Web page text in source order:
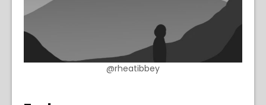
@rheatibbey